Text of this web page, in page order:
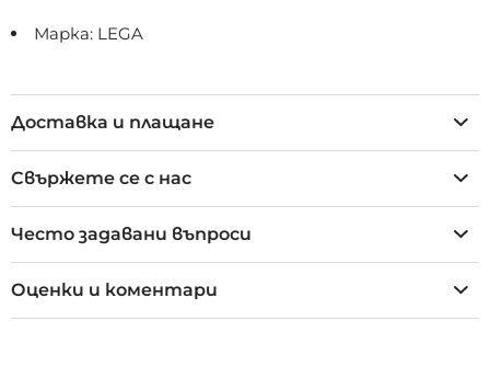
Марка: LEGA
Доставка и плащане
Свържете се с нас
Често задавани въпроси
Оценки и коментари